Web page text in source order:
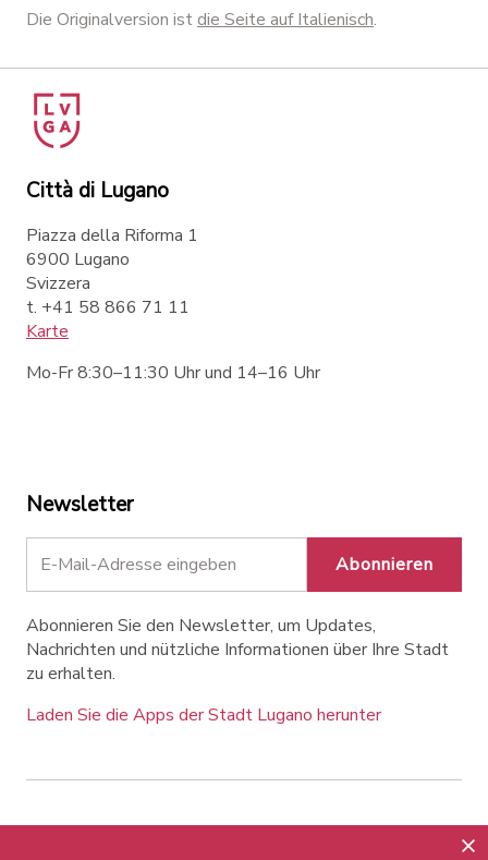
Die Originalversion istdie Seite auf Italienisch.
Città di Lugano
Piazza della Riforma 1
6900 Lugano
Svizzera
t. +41 58 866 71 11
Karte
Mo-Fr 8:30–11:30 Uhr und 14–16 Uhr
Newsletter
Abonnieren
Abonnieren Sie den Newsletter, um Updates,
Nachrichten und nützliche Informationen über Ihre Stadt
zu erhalten.
Laden Sie die Apps der Stadt Lugano herunter
Contatti Links
Rechtlicher Hinweis